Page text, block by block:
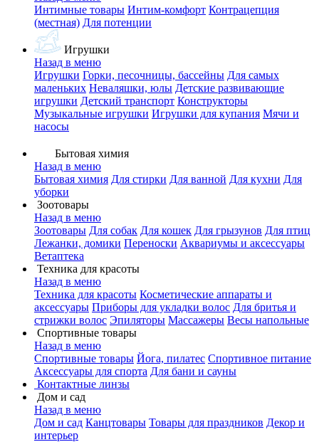
Интимные товары Интим-комфорт Контрацепция
(местная) Для потенции
Игрушки
Назад в меню
Игрушки Горки, песочницы, бассейны Для самых
маленьких Неваляшки, юлы Детские развивающие
игрушки Детский транспорт Конструкторы
Музыкальные игрушки Игрушки для купания Мячи и
насосы
Бытовая химия
Назад в меню
Бытовая химия Для стирки Для ванной Для кухни Для
уборки
Зоотовары
Назад в меню
Зоотовары Для собак Для кошек Для грызунов Для птиц
Лежанки, домики Переноски Аквариумы и аксессуары
Ветаптека
Техника для красоты
Назад в меню
Техника для красоты Косметические аппараты и
аксессуары Приборы для укладки волос Для бритья и
стрижки волос Эпиляторы Массажеры Весы напольные
Спортивные товары
Назад в меню
Спортивные товары Йога, пилатес Спортивное питание
Аксессуары для спорта Для бани и сауны
Контактные линзы
Дом и сад
Назад в меню
Дом и сад Канцтовары Товары для праздников Декор и
интерьер